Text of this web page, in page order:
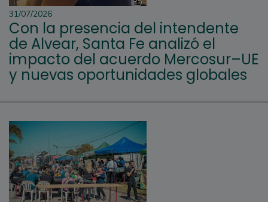
31/07/2026
Con la presencia del intendente
de Alvear, Santa Fe analizó el
impacto del acuerdo Mercosur–UE
y nuevas oportunidades globales